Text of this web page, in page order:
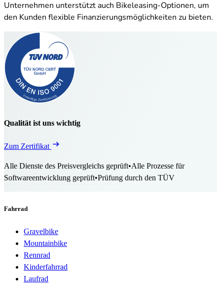
Unternehmen unterstützt auch Bikeleasing-Optionen, um
den Kunden flexible Finanzierungsmöglichkeiten zu bieten.
Qualität ist uns wichtig
Zum Zertifikat
Alle Dienste des Preisvergleichs geprüft•Alle Prozesse für
Softwareentwicklung geprüft•Prüfung durch den TÜV
Fahrrad
Gravelbike
Mountainbike
Rennrad
Kinderfahrrad
Laufrad